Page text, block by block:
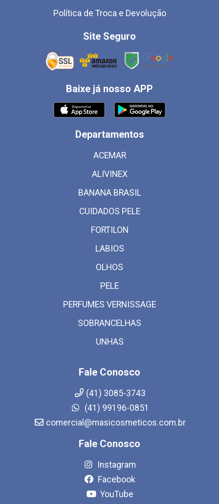
Política de Troca e Devolução
Site Seguro
Baixe já nosso APP
Departamentos
ACEMAR
ALIVINEX
BANANA BRASIL
CUIDADOS PELE
FORTILON
LABIOS
OLHOS
PELE
PERFUMES VERNISSAGE
SOBRANCELHAS
UNHAS
Fale Conosco
(41) 3085-3743
(41) 99196-0851
comercial@masicosmeticos.com.br
Fale Conosco
Instagram
Facebook
YouTube